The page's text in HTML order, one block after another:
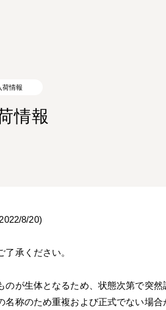
荷情報
情報
8/20)
承ください。
のが生体となるため、状態次第で突
名称のため重複および正式でない場合